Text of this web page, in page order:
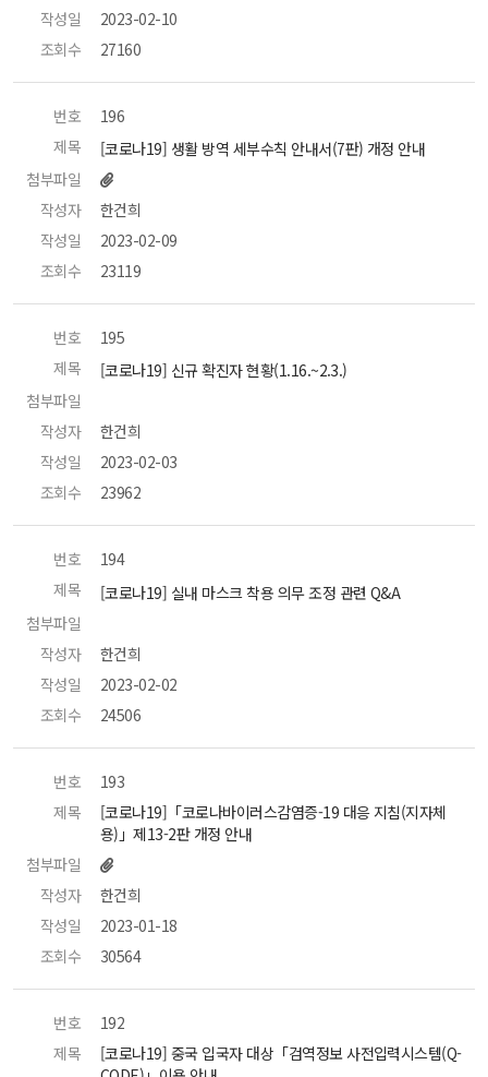
작성일
2023-02-10
조회수
27160
번호
196
제목
[코로나19] 생활 방역 세부수칙 안내서(7판) 개정 안내
첨부파일
작성자
한건희
작성일
2023-02-09
조회수
23119
번호
195
제목
[코로나19] 신규 확진자 현황(1.16.~2.3.)
첨부파일
작성자
한건희
작성일
2023-02-03
조회수
23962
번호
194
제목
[코로나19] 실내 마스크 착용 의무 조정 관련 Q&A
첨부파일
작성자
한건희
작성일
2023-02-02
조회수
24506
번호
193
제목
[코로나19]「코로나바이러스감염증-19 대응 지침(지자체
용)」제13-2판 개정 안내
첨부파일
작성자
한건희
작성일
2023-01-18
조회수
30564
번호
192
제목
[코로나19] 중국 입국자 대상「검역정보 사전입력시스템(Q-